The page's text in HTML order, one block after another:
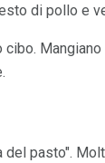
di pollo e
del pasto".